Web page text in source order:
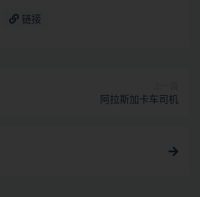
链接
阿拉斯加卡车司机